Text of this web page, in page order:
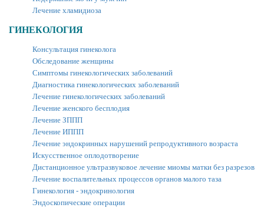
Лечение хламидиоза
ГИНЕКОЛОГИЯ
Консультация гинеколога
Обследование женщины
Симптомы гинекологических заболеваний
Диагностика гинекологических заболеваний
Лечение гинекологических заболеваний
Лечение женского бесплодия
Лечение ЗППП
Лечение ИППП
Лечение эндокринных нарушений репродуктивного возраста
Искусственное оплодотворение
Дистанционное ультразвуковое лечение миомы матки без разрезов
Лечение воспалительных процессов органов малого таза
Гинекология - эндокринология
Эндоскопические операции